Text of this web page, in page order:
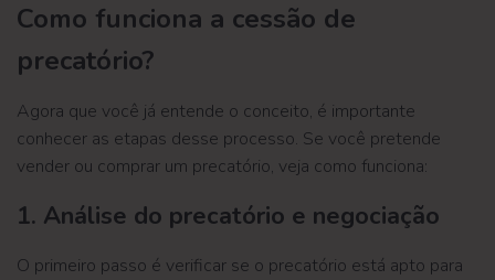
Como funciona a cessão de
precatório?
Agora que você já entende o conceito, é importante
conhecer as etapas desse processo. Se você pretende
vender ou comprar um precatório, veja como funciona:
1. Análise do precatório e negociação
O primeiro passo é verificar se o precatório está apto para